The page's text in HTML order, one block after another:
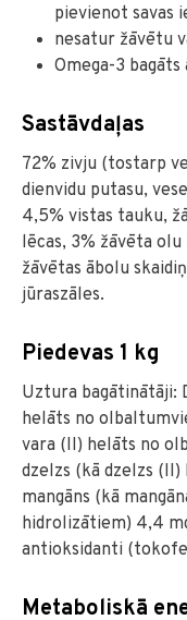
pievienot savas
nesatur žāvētu
Omega-3
Sastāvdaļas
72% zivju (tostarp
dienvidu putasu,
4,5% vistas tauku,
lēcas, 3% žāvēta
žāvētas ābolu
jūraszāles.
Piedevas 1 kg
Uztura bagātinātāji:
helāts no
vara (II) helāts no
dzelzs (kā dzelzs
mangāns (kā
hidrolizātiem) 4,4
antioksidanti
Metaboliskā